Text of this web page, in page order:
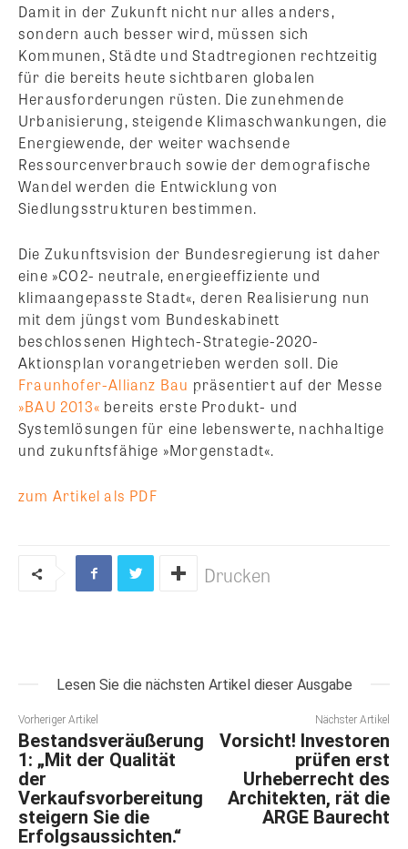
Damit in der Zukunft nicht nur alles anders,
sondern auch besser wird, müssen sich
Kommunen, Städte und Stadtregionen rechtzeitig
für die bereits heute sichtbaren globalen
Herausforderungen rüsten. Die zunehmende
Urbanisierung, steigende Klimaschwankungen, die
Energiewende, der weiter wachsende
Ressourcenverbrauch sowie der demografische
Wandel werden die Entwicklung von
Siedlungsstrukturen bestimmen.
Die Zukunftsvision der Bundesregierung ist daher
eine »CO2- neutrale, energieeffiziente und
klimaangepasste Stadt«, deren Realisierung nun
mit dem jüngst vom Bundeskabinett
beschlossenen Hightech-Strategie-2020-
Aktionsplan vorangetrieben werden soll. Die
Fraunhofer-Allianz Bau präsentiert auf der Messe
»BAU 2013« bereits erste Produkt- und
Systemlösungen für eine lebenswerte, nachhaltige
und zukunftsfähige »Morgenstadt«.
zum Artikel als PDF
Drucken
Lesen Sie die nächsten Artikel dieser Ausgabe
Vorheriger Artikel
Bestandsveräußerung
1: „Mit der Qualität
der
Verkaufsvorbereitung
steigern Sie die
Erfolgsaussichten.“
Nächster Artikel
Vorsicht! Investoren
prüfen erst
Urheberrecht des
Architekten, rät die
ARGE Baurecht